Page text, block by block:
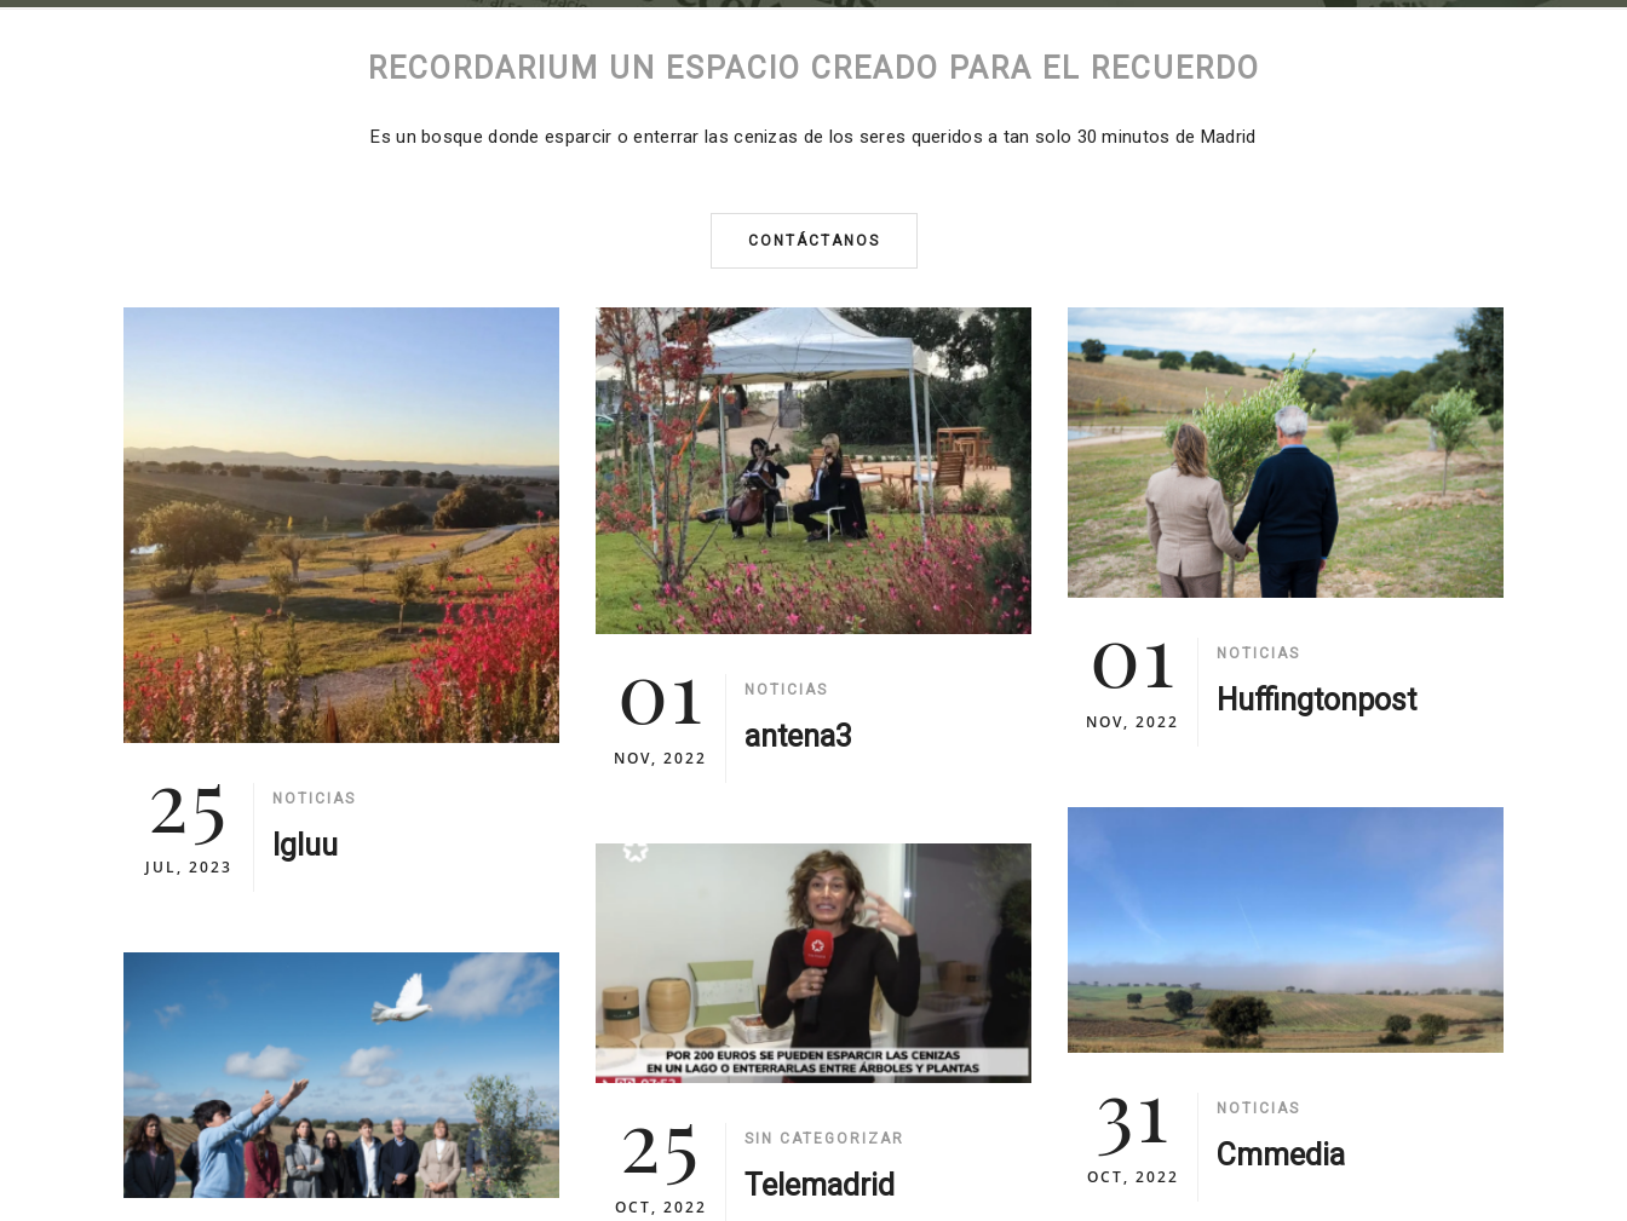
RECORDARIUM UN ESPACIO CREADO PARA EL RECUERDO
Es un bosque donde esparcir o enterrar las cenizas de los seres queridos a tan solo 30 minutos de Madrid
CONTÁCTANOS
25
JUL, 2023
NOTICIAS
Igluu
01
NOV, 2022
NOTICIAS
antena3
01
NOV, 2022
NOTICIAS
Huffingtonpost
31
OCT, 2022
NOTICIAS
Cmmedia
25
OCT, 2022
SIN CATEGORIZAR
Telemadrid